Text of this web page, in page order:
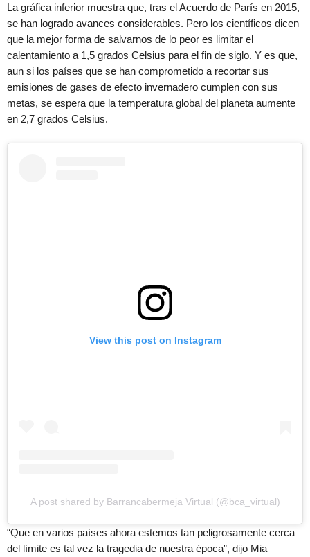
La gráfica inferior muestra que, tras el Acuerdo de París en 2015,
se han logrado avances considerables. Pero los científicos dicen
que la mejor forma de salvarnos de lo peor es limitar el
calentamiento a 1,5 grados Celsius para el fin de siglo. Y es que,
aun si los países que se han comprometido a recortar sus
emisiones de gases de efecto invernadero cumplen con sus
metas, se espera que la temperatura global del planeta aumente
en 2,7 grados Celsius.
View this post on Instagram
A post shared by Barrancabermeja Virtual (@bca_virtual)
“Que en varios países ahora estemos tan peligrosamente cerca
del límite es tal vez la tragedia de nuestra época”, dijo Mia